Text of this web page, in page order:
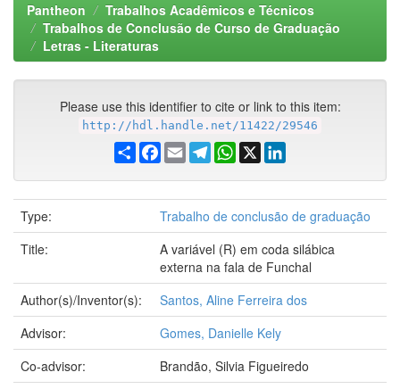
Pantheon
Trabalhos Acadêmicos e Técnicos
Trabalhos de Conclusão de Curso de Graduação
Letras - Literaturas
Please use this identifier to cite or link to this item:
http://hdl.handle.net/11422/29546
ShareFacebook
EmailTelegramWhatsApp
X
Type:
Trabalho de conclusão de graduação
Title:
A variável (R) em coda silábica
externa na fala de Funchal
Author(s)/Inventor(s):
Santos, Aline Ferreira dos
Advisor:
Gomes, Danielle Kely
Co-advisor:
Brandão, Silvia Figueiredo